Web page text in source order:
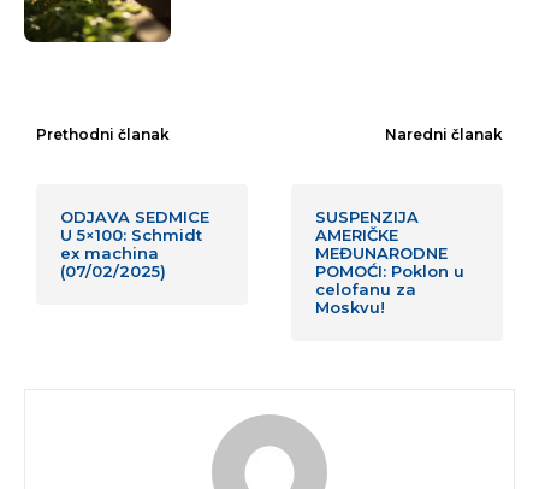
Prethodni članak
ODJAVA SEDMICE
U 5×100: Schmidt
ex machina
(07/02/2025)
Naredni članak
SUSPENZIJA
AMERIČKE
MEĐUNARODNE
POMOĆI: Poklon u
celofanu za
Moskvu!